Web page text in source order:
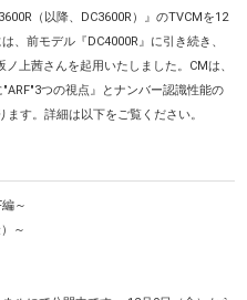
（以降、DC3600R）』のTVCMを12
、前モデル『DC4000R』に引き続き、
上茜さんを起用いたしました。CMは、
つの視点』とナンバー認識性能の
す。詳細は以下をご覧ください。
～
～